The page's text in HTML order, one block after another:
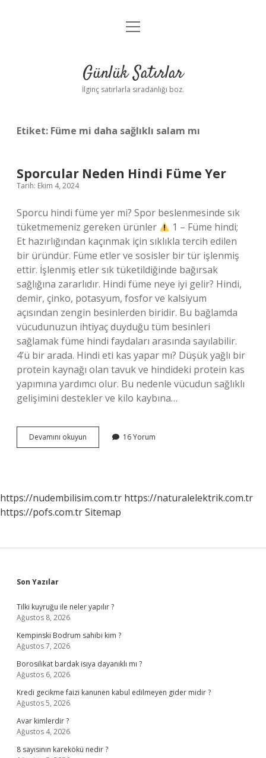
Anasayfa
Yasal Uyarı
menüyü
Günlük Satırlar
İlginç satırlarla sıradanlığı boz.
Etiket: Füme mi daha sağlıklı salam mı
Sporcular Neden Hindi Füme Yer
Tarih: Ekim 4, 2024
Sporcu hindi füme yer mi? Spor beslenmesinde sık
tüketmemeniz gereken ürünler
1 – Füme hindi;
Et hazırlığından kaçınmak için sıklıkla tercih edilen
bir üründür. Füme etler ve sosisler bir tür işlenmiş
ettir. İşlenmiş etler sık ​​tüketildiğinde bağırsak
sağlığına zararlıdır. Hindi füme neye iyi gelir? Hindi,
demir, çinko, potasyum, fosfor ve kalsiyum
açısından zengin besinlerden biridir. Bu bağlamda
vücudunuzun ihtiyaç duyduğu tüm besinleri
sağlamak füme hindi faydaları arasında sayılabilir.
4’ü bir arada. Hindi eti kas yapar mı? Düşük yağlı bir
protein kaynağı olan tavuk ve hindideki protein kas
yapımına yardımcı olur. Bu nedenle vücudun sağlıklı
gelişimini destekler ve kilo kaybına…
Devamını okuyun Sporcular
Neden
16 Yorum
https://nudembilisim.com.tr https://naturalelektrik.com.tr
https://pofs.com.trSitemap
Sidebar
Son Yazılar
Tilki kuyruğu ile neler yapılır ?
Ağustos 8, 2026
Kempinski Bodrum sahibi kim ?
Ağustos 7, 2026
Borosilikat bardak isıya dayanıklı mı ?
Ağustos 6, 2026
Kredi gecikme faizi kanunen kabul edilmeyen gider midir ?
Ağustos 5, 2026
Avar kimlerdir ?
Ağustos 4, 2026
8 sayısının karekökü nedir ?